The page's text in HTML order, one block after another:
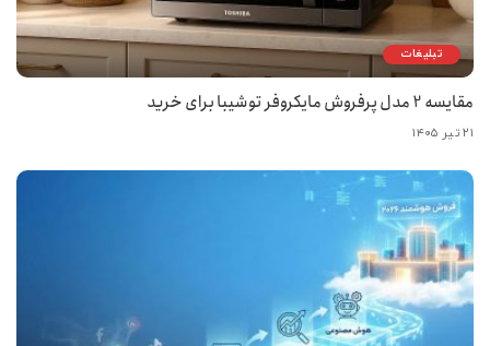
تبلیغات
مقایسه 2 مدل پرفروش مایکروفر توشیبا برای خرید
۲۱ تیر ۱۴۰۵